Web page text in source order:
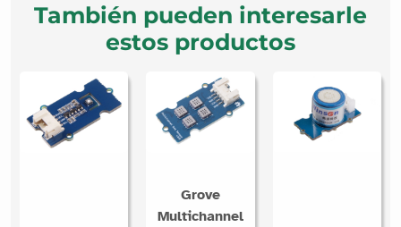
También pueden interesarle
estos productos
Grove
Multichannel